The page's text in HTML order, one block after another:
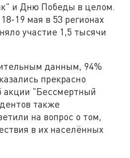
и Дню Победы в целом.
19 мая в 53 регионах
участие 1,5 тысячи
данным, 94%
прекрасно
акции "Бессмертный
также
на вопрос о том,
в их населённых